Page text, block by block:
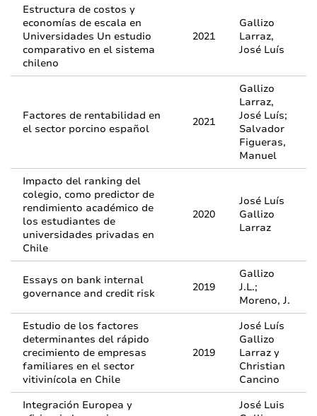
Estructura de costos y
economías de escala en
Universidades Un estudio
comparativo en el sistema
chileno
2021
Gallizo
Larraz,
José Luís
Factores de rentabilidad en
el sector porcino español
2021
Gallizo
Larraz,
José Luís;
Salvador
Figueras,
Manuel
Impacto del ranking del
colegio, como predictor de
rendimiento académico de
los estudiantes de
universidades privadas en
Chile
2020
José Luís
Gallizo
Larraz
Essays on bank internal
governance and credit risk
2019
Gallizo
J.L.;
Moreno, J.
Estudio de los factores
determinantes del rápido
crecimiento de empresas
familiares en el sector
vitivinícola en Chile
2019
José Luís
Gallizo
Larraz y
Christian
Cancino
Integración Europea y
José Luis